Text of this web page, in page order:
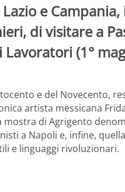
e
di visitare a
(1°
e del Novecento,
artista messicana
di Agrigento
a Napoli e, infine,
e linguaggi rivoluzionari.